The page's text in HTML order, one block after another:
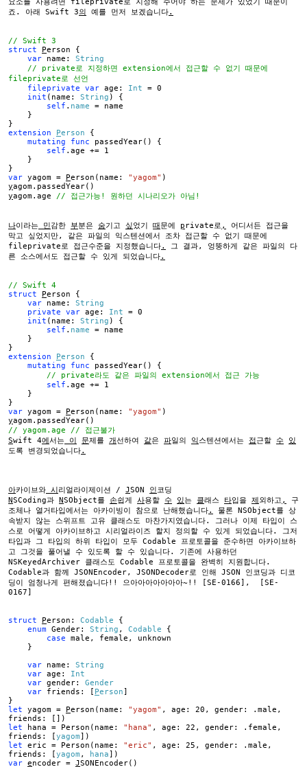
요소를 사용려면 fileprivate로 지정해 주어야 하는 문제가 있었기 때문이
죠. 아래 Swift 3의 예를 먼저 보겠습니다.
// Swift 3
struct
Person {
var name: String
// private로 지정하면 extension에서 접근할 수 없기 때문에
fileprivate로 선언
fileprivate
var age: Int = 0
init (name: String ) {
self . name = name
}
}
extension
Person {
mutating
func passedYear() {
self .age += 1
}
}
var yagom = Person(name: "yagom" )
yagom.passedYear()
yagom.age // 접근가능! 원하던 시나리오가 아님!
나이라는 민감한 부분은 숨기고 싶었기 때 문에 p rivate로 ,
어디서든 접근을
막고 싶었지만, 같은 파일의 익스텐션에서 조차 접근할 수 없기 때문에
fileprivate로 접근수준을 지정했습니다.
그 결과, 엉뚱하게 같은 파일의 다
른 소스에서도 접근할 수 있게 되었습니다.
// Swift 4
struct
Person {
var name: String
private
var age: Int = 0
init (name: String ) {
self . name = name
}
}
extension
Person {
mutating
func passedYear() {
// private라도 같은 파일의 extension에서 접근 가능
self .age += 1
}
}
var yagom = Person(name: "yagom" )
yagom.passedYear()
// yagom.age // 접근불가
Swift 4에 서는 이 문제를 개선하여 같은 파일의 익스텐션에서는 접근할 수
있
도록 변경되었습니다.
아카이브와 시 리얼라이제이션 / JSON 인코딩
NSCoding과 NSObject를 손쉽게 사용할 수 있는 클래스 타입을 제 외하고 ,
구
조체나 열거타입에서는 아카이빙이 참으로 난해했습니다.
물론 NSObject를 상
속받지 않는 스위프트 고유 클래스도 마찬가지였습니다. 그러나 이제 타입이 스
스로 어떻게 아카이브하고 시리얼라이즈 할지 정의할 수 있게 되었습니다. 그저
타입과 그 타입의 하위 타입이 모두 Codable 프로토콜을 준수하면 아카이브하
고 그것을 풀어낼 수 있도록 할 수 있습니다. 기존에 사용하던
NSKeyedArchiver 클래스도 Codable 프로토콜을 완벽히 지원합니다.
Codable과 함께 JSONEncoder, JSONDecoder로 인해 JSON 인코딩과 디코
딩이 엄청나게 편해졌습니다!! 으아아아아아아아~!! [SE-0166],
[SE-
0167]
struct Person: Codable {
enum Gender: String , Codable {
case male, female, unknown
}
var name: String
var age: Int
var gender: Gender
var friends: [ Person
}
let yagom = Person(name: "yagom" , age: 20, gender: .male,
friends: [])
let hana = Person(name: "hana" , age: 22, gender: .female,
friends: [ yagom ])
let eric = Person(name: "eric" , age: 25, gender: .male,
friends: [ yagom , hana ])
var encoder = JSONEncoder()